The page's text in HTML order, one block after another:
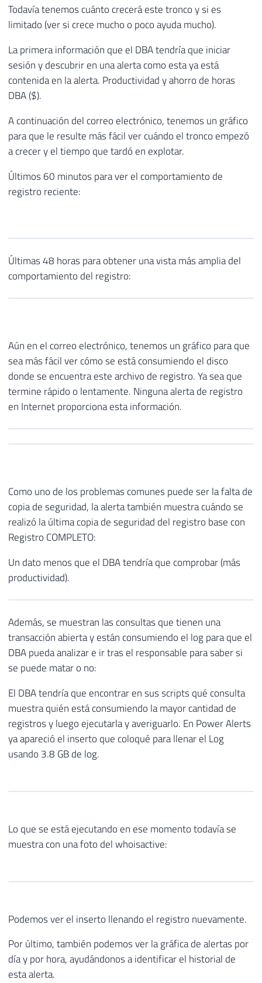
Todavía tenemos cuánto crecerá este tronco y si es
limitado (ver si crece mucho o poco ayuda mucho).
La primera información que el DBA tendría que iniciar
sesión y descubrir en una alerta como esta ya está
contenida en la alerta. Productividad y ahorro de horas
DBA ($).
A continuación del correo electrónico, tenemos un gráfico
para que le resulte más fácil ver cuándo el tronco empezó
a crecer y el tiempo que tardó en explotar.
Últimos 60 minutos para ver el comportamiento de
registro reciente:
Últimas 48 horas para obtener una vista más amplia del
comportamiento del registro:
Aún en el correo electrónico, tenemos un gráfico para que
sea más fácil ver cómo se está consumiendo el disco
donde se encuentra este archivo de registro. Ya sea que
termine rápido o lentamente. Ninguna alerta de registro
en Internet proporciona esta información.
Como uno de los problemas comunes puede ser la falta de
copia de seguridad, la alerta también muestra cuándo se
realizó la última copia de seguridad del registro base con
Registro COMPLETO:
Un dato menos que el DBA tendría que comprobar (más
productividad).
Además, se muestran las consultas que tienen una
transacción abierta y están consumiendo el log para que el
DBA pueda analizar e ir tras el responsable para saber si
se puede matar o no:
El DBA tendría que encontrar en sus scripts qué consulta
muestra quién está consumiendo la mayor cantidad de
registros y luego ejecutarla y averiguarlo. En Power Alerts
ya apareció el inserto que coloqué para llenar el Log
usando 3.8 GB de log.
Lo que se está ejecutando en ese momento todavía se
muestra con una foto del whoisactive:
Podemos ver el inserto llenando el registro nuevamente.
Por último, también podemos ver la gráfica de alertas por
día y por hora, ayudándonos a identificar el historial de
esta alerta.